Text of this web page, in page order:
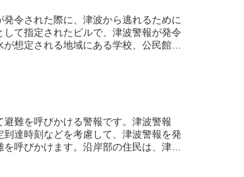
令された際に、津波から逃れるために
て指定されたビルで、津波警報が発令
想定される地域にある学校、公民館、
れており、救急箱や毛布、食料などが
に重要な施設です。津波警報が発令さ
難しましょう。
難を呼びかける警報です。津波警報
達時刻などを考慮して、津波警報を発
呼びかけます。沿岸部の住民は、津波